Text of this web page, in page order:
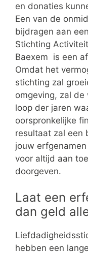
en donaties
Een van de
bijdragen aan
Stichting
Baexem is een
Omdat het
stichting zal
omgeving, zal
loop der jaren
oorspronkelijke
resultaat zal een
jouw
voor altijd aan
doorgeven.
Laat een
dan geld
hebben een